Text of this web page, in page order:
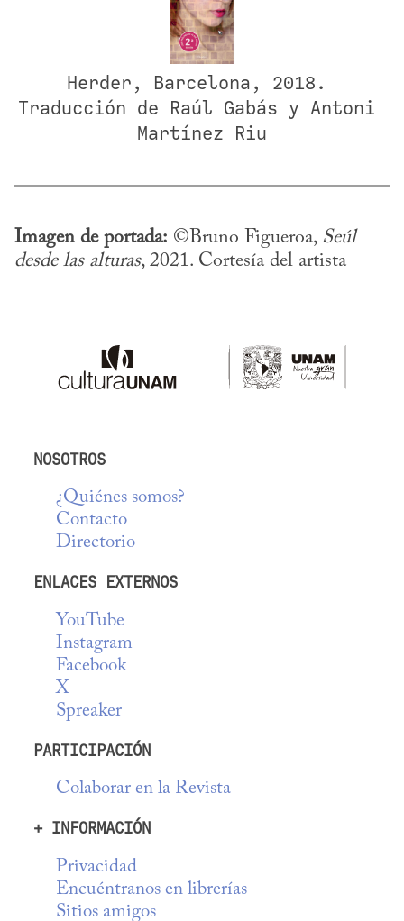
Herder, Barcelona, 2018.
Traducción de Raúl Gabás y Antoni
Martínez Riu
Imagen de portada: ©Bruno Figueroa, Seúl
desde las alturas, 2021. Cortesía del artista
NOSOTROS
¿Quiénes somos?
Contacto
Directorio
ENLACES EXTERNOS
YouTube
Instagram
Facebook
X
Spreaker
PARTICIPACIÓN
Colaborar en la Revista
+ INFORMACIÓN
Privacidad
Encuéntranos en librerías
Sitios amigos